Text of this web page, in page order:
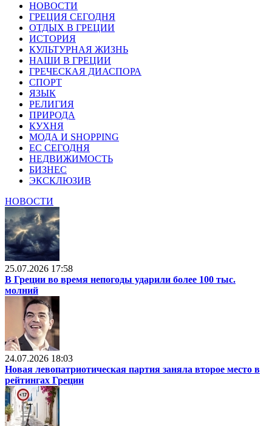
НОВОСТИ
ГРЕЦИЯ СЕГОДНЯ
ОТДЫХ В ГРЕЦИИ
ИСТОРИЯ
КУЛЬТУРНАЯ ЖИЗНЬ
НАШИ В ГРЕЦИИ
ГРЕЧЕСКАЯ ДИАСПОРА
СПОРТ
ЯЗЫК
РЕЛИГИЯ
ПРИРОДА
КУХНЯ
МОДА И SHOPPING
ЕС СЕГОДНЯ
НЕДВИЖИМОСТЬ
БИЗНЕС
ЭКСКЛЮЗИВ
НОВОСТИ
25.07.2026 17:58
В Греции во время непогоды ударили более 100 тыс.
молний
24.07.2026 18:03
Новая левопатриотическая партия заняла второе место в
рейтингах Греции